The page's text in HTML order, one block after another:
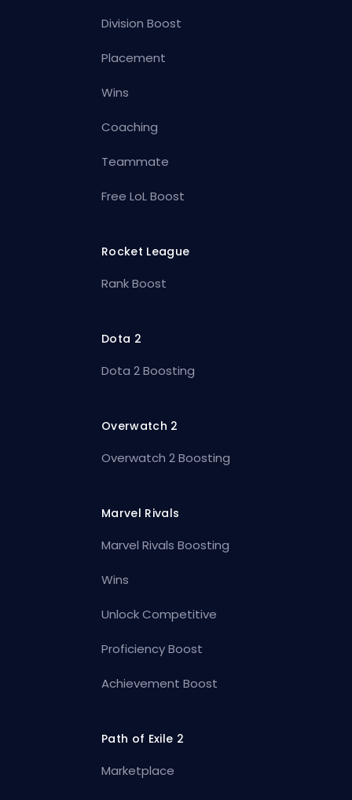
Division Boost
Placement
Wins
Coaching
Teammate
Free LoL Boost
Rocket League
Rank Boost
Dota 2
Dota 2 Boosting
Overwatch 2
Overwatch 2 Boosting
Marvel Rivals
Marvel Rivals Boosting
Wins
Unlock Competitive
Proficiency Boost
Achievement Boost
Path of Exile 2
Marketplace